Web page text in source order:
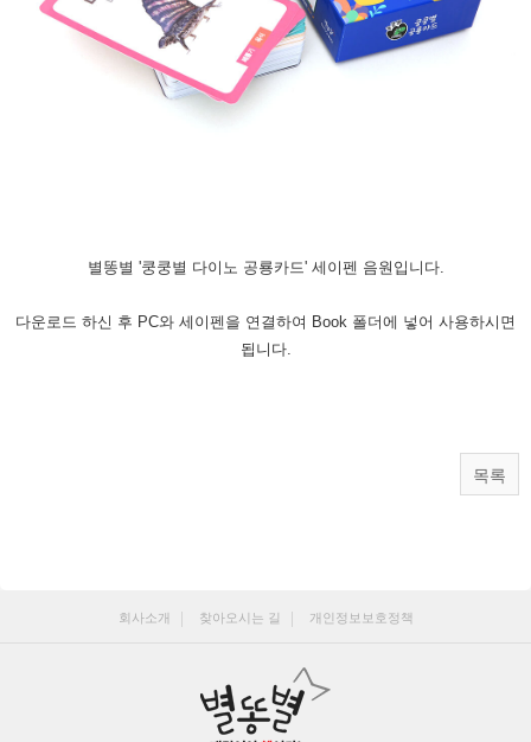
별똥별 '쿵쿵별 다이노 공룡카드' 세이펜 음원입니다.
다운로드 하신 후 PC와 세이펜을 연결하여 Book 폴더에 넣어 사용하시면
됩니다.
목록
회사소개 찾아오시는 길 개인정보보호정책